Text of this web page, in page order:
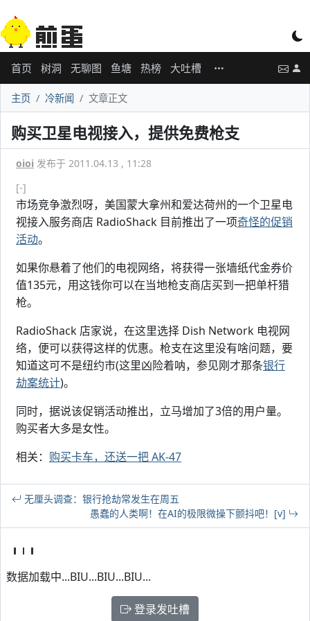
首页 树洞 无聊图 鱼塘 热榜 大吐槽
主页 冷新闻 文章正文
购买卫星电视接入，提供免费枪支
oioi 发布于 2011.04.13 , 11:28
[-]
市场竞争激烈呀，美国蒙大拿州和爱达荷州的一个卫星电
视接入服务商店 RadioShack 目前推出了一项奇怪的促销
活动。
如果你悬着了他们的电视网络，将获得一张墙纸代金券价
值135元，用这钱你可以在当地枪支商店买到一把单杆猎
枪。
RadioShack 店家说，在这里选择 Dish Network 电视网
络，便可以获得这样的优惠。枪支在这里没有啥问题，要
知道这可不是纽约市(这里凶险着呐，参见刚才那条银行
劫案统计)。
同时，据说该促销活动推出，立马增加了3倍的用户量。
购买者大多是女性。
相关： 购买卡车，还送一把 AK-47
无厘头调查：银行抢劫常发生在周五
愚蠢的人类啊！在AI的极限微操下颤抖吧！[v]
数据加载中...BIU...BIU...BIU...
登录发吐槽